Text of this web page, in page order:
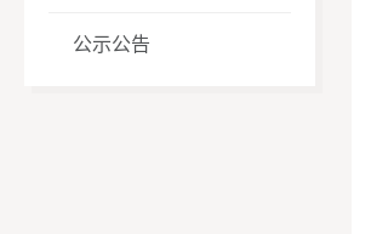
公示公告